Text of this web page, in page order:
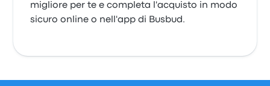
migliore per te e completa l'acquisto in modo
sicuro online o nell'app di Busbud.